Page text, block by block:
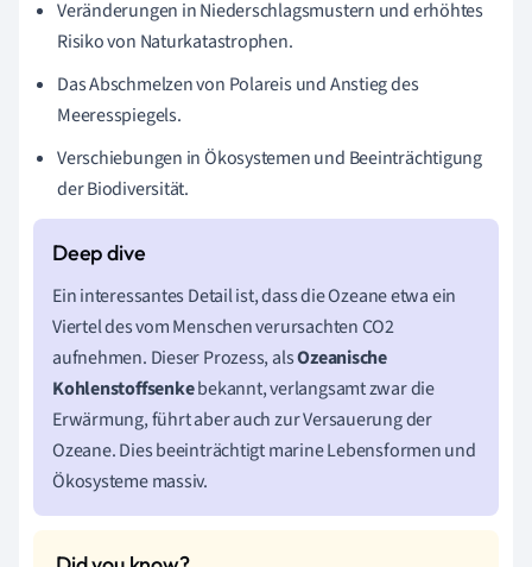
Veränderungen in Niederschlagsmustern und erhöhtes
Risiko von Naturkatastrophen.
Das Abschmelzen von Polareis und Anstieg des
Meeresspiegels.
Verschiebungen in Ökosystemen und Beeinträchtigung
der Biodiversität.
Ein interessantes Detail ist, dass die Ozeane etwa ein
Viertel des vom Menschen verursachten CO2
aufnehmen. Dieser Prozess, alsOzeanische
Kohlenstoffsenkebekannt, verlangsamt zwar die
Erwärmung, führt aber auch zur Versauerung der
Ozeane. Dies beeinträchtigt marine Lebensformen und
Ökosysteme massiv.